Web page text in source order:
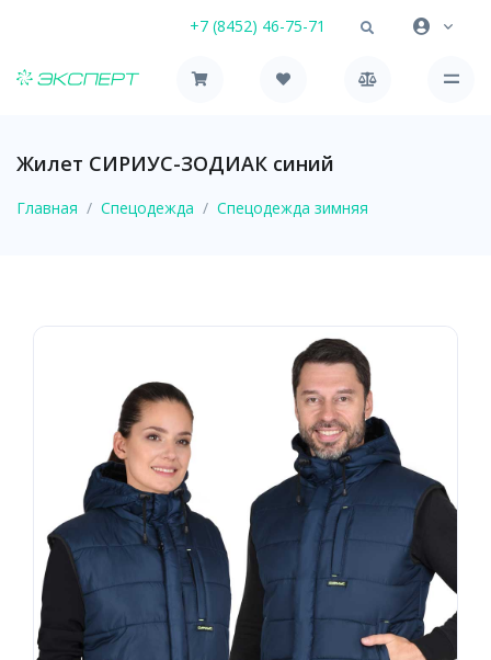
+7 (8452) 46-75-71
Жилет СИРИУС-ЗОДИАК синий
Главная Спецодежда Спецодежда зимняя